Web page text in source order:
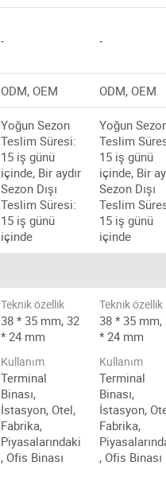
- -
ODM, OEM ODM, OEM
Yoğun Sezon
Teslim Süresi:
15 iş günü
içinde, Bir aydır
Sezon Dışı
Teslim Süresi:
15 iş günü
içinde
Yoğun
Teslim
15 iş günü
içinde, Bir
Sezon Dışı
Teslim
15 iş günü
içinde
Teknik özellik
38 * 35 mm, 32
* 24 mm
Kullanım
Terminal
Binası,
İstasyon, Otel,
Fabrika,
Piyasalarındaki
, Ofis Binası
Teknik özellik
38 * 35 mm,
* 24 mm
Kullanım
Terminal
Binası,
İstasyon,
Fabrika,
, Ofis Binası